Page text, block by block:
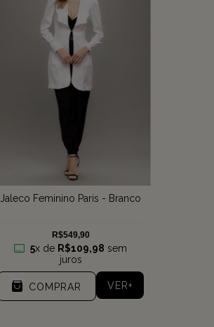
Jaleco Feminino Paris - Branco
R$549,90
5x de R$109,98 sem
juros
COMPRAR VER+